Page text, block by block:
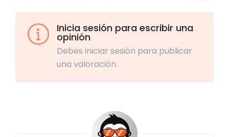
Inicia sesión para escribir una
opinión
Debes iniciar sesión para publicar
una valoración.